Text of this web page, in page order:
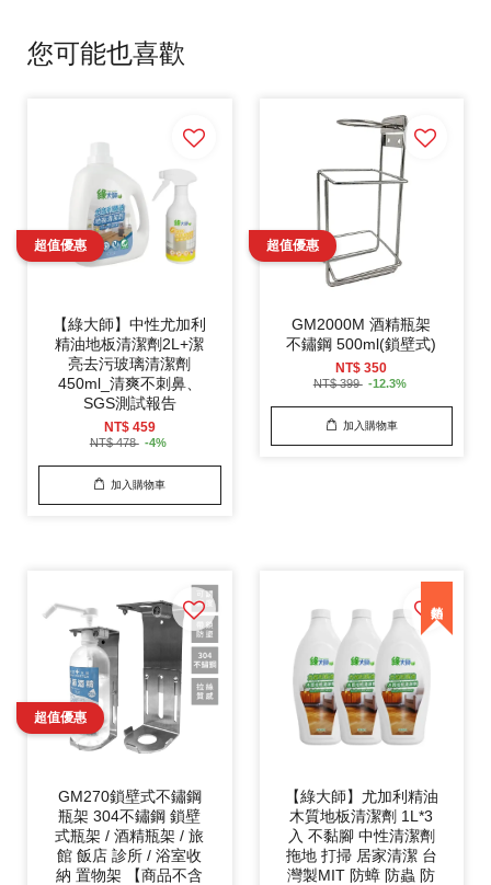
您可能也喜歡
【綠大師】中性尤加利
精油地板清潔劑2L+潔
亮去污玻璃清潔劑
450ml_清爽不刺鼻、
SGS測試報告
NT$ 459
NT$ 478 -4%
加入購物車
GM2000M 酒精瓶架
不鏽鋼 500ml(鎖壁式)
NT$ 350
NT$ 399 -12.3%
加入購物車
GM270鎖壁式不鏽鋼
瓶架 304不鏽鋼 鎖壁
式瓶架 / 酒精瓶架 / 旅
館 飯店 診所 / 浴室收
納 置物架 【商品不含
【綠大師】尤加利精油
木質地板清潔劑 1L*3
入 不黏腳 中性清潔劑
拖地 打掃 居家清潔 台
灣製MIT 防蟑 防蟲 防